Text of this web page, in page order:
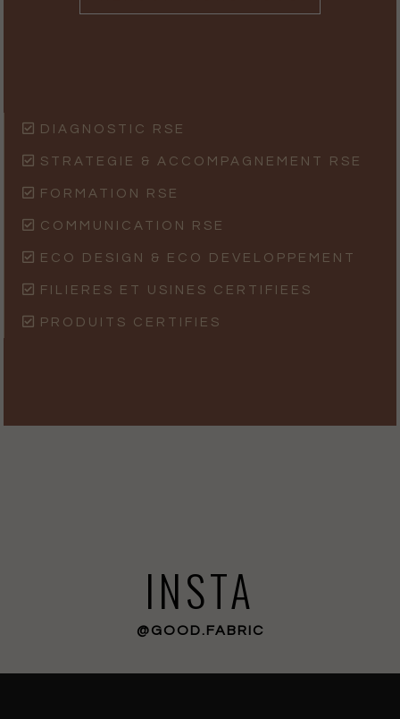
DIAGNOSTIC RSE
STRATEGIE & ACCOMPAGNEMENT RSE
FORMATION RSE
COMMUNICATION RSE
ECO DESIGN & ECO DEVELOPPEMENT
FILIERES ET USINES CERTIFIEES
PRODUITS CERTIFIES
INSTA
@GOOD.FABRIC